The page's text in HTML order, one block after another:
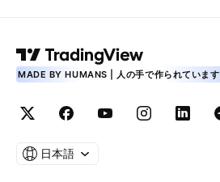
MADE BY HUMANS | 人の手で作られています
日本語